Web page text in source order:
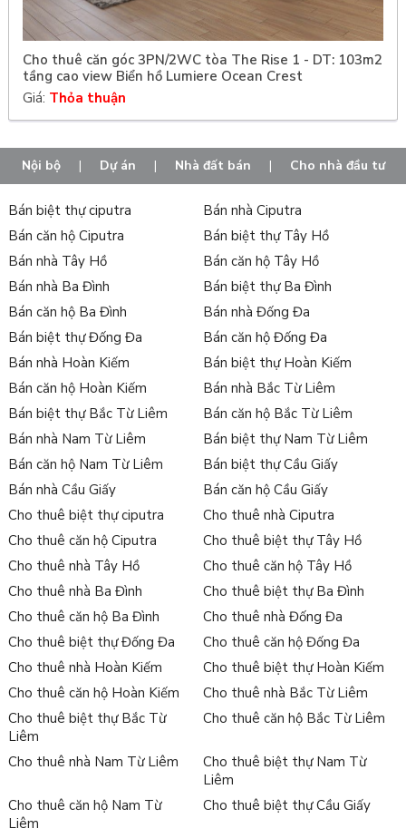
Cho thuê căn góc 3PN/2WC tòa The Rise 1 - DT: 103m2
tầng cao view Biển hồ Lumiere Ocean Crest
Giá: Thỏa thuận
Nội bộ | Dự án | Nhà đất bán | Cho nhà đầu tư
Bán biệt thự ciputra
Bán nhà Ciputra
Bán căn hộ Ciputra
Bán biệt thự Tây Hồ
Bán nhà Tây Hồ
Bán căn hộ Tây Hồ
Bán nhà Ba Đình
Bán biệt thự Ba Đình
Bán căn hộ Ba Đình
Bán nhà Đống Đa
Bán biệt thự Đống Đa
Bán căn hộ Đống Đa
Bán nhà Hoàn Kiếm
Bán biệt thự Hoàn Kiếm
Bán căn hộ Hoàn Kiếm
Bán nhà Bắc Từ Liêm
Bán biệt thự Bắc Từ Liêm
Bán căn hộ Bắc Từ Liêm
Bán nhà Nam Từ Liêm
Bán biệt thự Nam Từ Liêm
Bán căn hộ Nam Từ Liêm
Bán biệt thự Cầu Giấy
Bán nhà Cầu Giấy
Bán căn hộ Cầu Giấy
Cho thuê biệt thự ciputra
Cho thuê nhà Ciputra
Cho thuê căn hộ Ciputra
Cho thuê biệt thự Tây Hồ
Cho thuê nhà Tây Hồ
Cho thuê căn hộ Tây Hồ
Cho thuê nhà Ba Đình
Cho thuê biệt thự Ba Đình
Cho thuê căn hộ Ba Đình
Cho thuê nhà Đống Đa
Cho thuê biệt thự Đống Đa
Cho thuê căn hộ Đống Đa
Cho thuê nhà Hoàn Kiếm
Cho thuê biệt thự Hoàn Kiếm
Cho thuê căn hộ Hoàn Kiếm
Cho thuê nhà Bắc Từ Liêm
Cho thuê biệt thự Bắc Từ
Liêm
Cho thuê căn hộ Bắc Từ Liêm
Cho thuê nhà Nam Từ Liêm
Cho thuê biệt thự Nam Từ
Liêm
Cho thuê căn hộ Nam Từ
Liêm
Cho thuê biệt thự Cầu Giấy